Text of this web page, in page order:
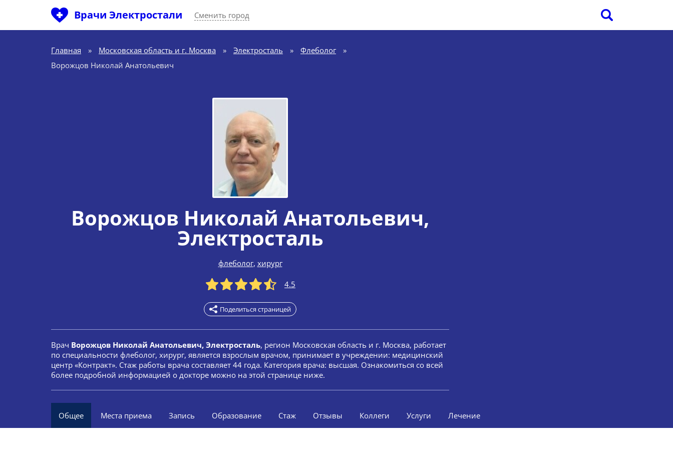
Врачи Электростали Сменить город
Главная » Московская область и г. Москва » Электросталь » Флеболог
»
Ворожцов Николай Анатольевич
Ворожцов Николай Анатольевич,
Электросталь
флеболог, хирург
4.5
Поделиться страницей
Врач Ворожцов Николай Анатольевич, Электросталь, регион Московская область и г. Москва, работает
по специальности флеболог, хирург, является взрослым врачом, принимает в учреждении: медицинский
центр «Контракт». Стаж работы врача составляет 44 года. Категория врача: высшая. Ознакомиться со всей
более подробной информацией о докторе можно на этой странице ниже.
Общее Места приема Запись Образование Стаж Отзывы Коллеги Услуги Лечение